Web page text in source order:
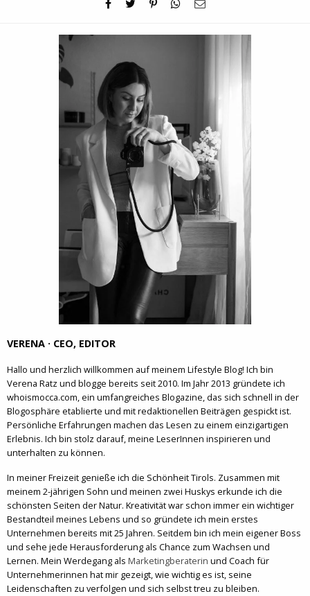
VERENA · CEO, EDITOR
Hallo und herzlich willkommen auf meinem Lifestyle Blog! Ich bin
Verena Ratz und blogge bereits seit 2010. Im Jahr 2013 gründete ich
whoismocca.com, ein umfangreiches Blogazine, das sich schnell in der
Blogosphäre etablierte und mit redaktionellen Beiträgen gespickt ist.
Persönliche Erfahrungen machen das Lesen zu einem einzigartigen
Erlebnis. Ich bin stolz darauf, meine LeserInnen inspirieren und
unterhalten zu können.
In meiner Freizeit genieße ich die Schönheit Tirols. Zusammen mit
meinem 2-jährigen Sohn und meinen zwei Huskys erkunde ich die
schönsten Seiten der Natur. Kreativität war schon immer ein wichtiger
Bestandteil meines Lebens und so gründete ich mein erstes
Unternehmen bereits mit 25 Jahren. Seitdem bin ich mein eigener Boss
und sehe jede Herausforderung als Chance zum Wachsen und
Lernen. Mein Werdegang als Marketingberaterin und Coach für
Unternehmerinnen hat mir gezeigt, wie wichtig es ist, seine
Leidenschaften zu verfolgen und sich selbst treu zu bleiben.